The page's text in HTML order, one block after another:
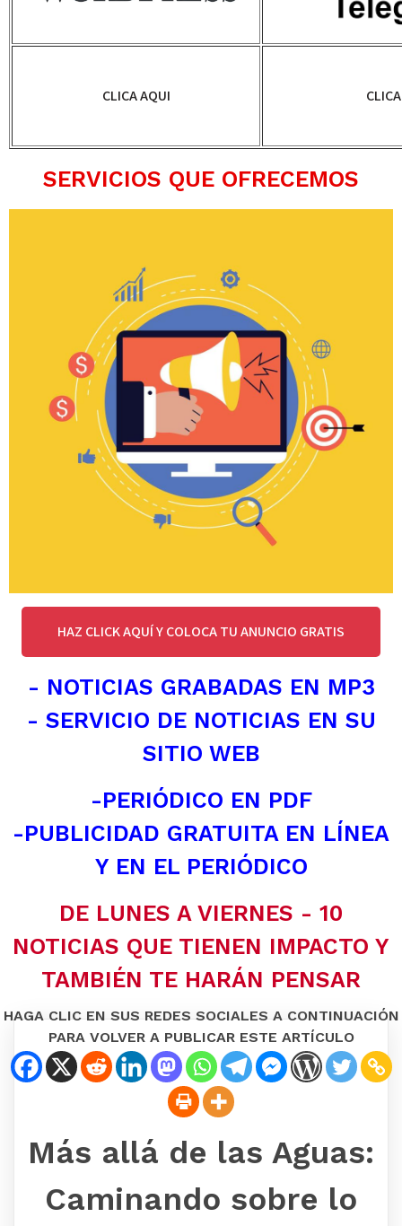
CLICA AQUI
SERVICIOS QUE OFRECEMOS
HAZ CLICK AQUÍ Y COLOCA TU ANUNCIO GRATIS
- NOTICIAS GRABADAS EN MP3
- SERVICIO DE NOTICIAS EN SU
SITIO WEB
-PERIÓDICO EN PDF
-PUBLICIDAD GRATUITA EN LÍNEA
Y EN EL PERIÓDICO
DE LUNES A VIERNES - 10
NOTICIAS QUE TIENEN IMPACTO Y
TAMBIÉN TE HARÁN PENSAR
HAGA CLIC EN SUS REDES SOCIALES A CONTINUACIÓN
PARA VOLVER A PUBLICAR ESTE ARTÍCULO
Más allá de las Aguas:
Caminando sobre lo